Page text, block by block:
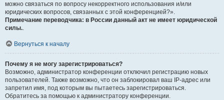
можно связаться по вопросу некорректного использования и/или
юридических вопросов, связанных с этой конференцией?».
Примечание переводчика: в России данный акт не имеет юридической
силы..
Вернуться к началу
Почему я не могу зарегистрироваться?
Возможно, администратор конференции отключил регистрацию новых
пользователей. Также возможно, что он заблокировал ваш IP-адрес или
запретил имя, под которым вы пытаетесь зарегистрироваться.
Обратитесь за помощью к администратору конференции.